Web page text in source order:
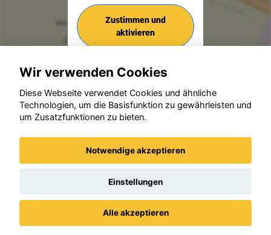
Zustimmen und
aktivieren
© konjunkturmotor.de GmbH 2020 - 2026
Wir verwenden Cookies
Diese Webseite verwendet Cookies und ähnliche
Technologien, um die Basisfunktion zu gewährleisten und
um Zusatzfunktionen zu bieten.
Notwendige akzeptieren
Einstellungen
Alle akzeptieren